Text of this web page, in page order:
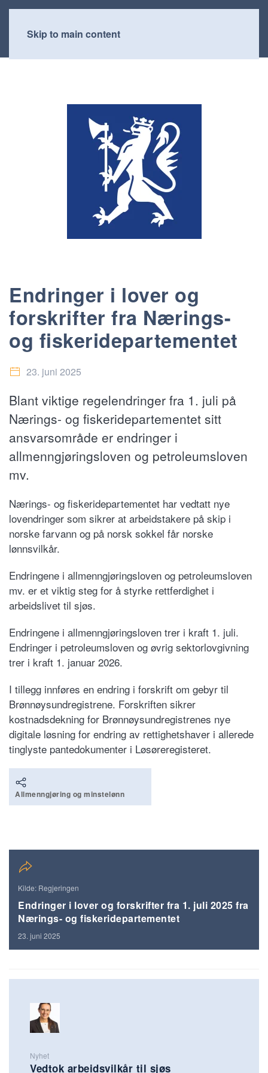
Skip to main content
Endringer i lover og
forskrifter fra Nærings-
og fiskeridepartementet
23. juni 2025
Blant viktige regelendringer fra 1. juli på
Nærings- og fiskeridepartementet sitt
ansvarsområde er endringer i
allmenngjøringsloven og petroleumsloven
mv.
Nærings- og fiskeridepartementet har vedtatt nye
lovendringer som sikrer at arbeidstakere på skip i
norske farvann og på norsk sokkel får norske
lønnsvilkår.
Endringene i allmenngjøringsloven og petroleumsloven
mv. er et viktig steg for å styrke rettferdighet i
arbeidslivet til sjøs.
Endringene i allmenngjøringsloven trer i kraft 1. juli.
Endringer i petroleumsloven og øvrig sektorlovgivning
trer i kraft 1. januar 2026.
I tillegg innføres en endring i forskrift om gebyr til
Brønnøysundregistrene. Forskriften sikrer
kostnadsdekning for Brønnøysundregistrenes nye
digitale løsning for endring av rettighetshaver i allerede
tinglyste pantedokumenter i Løsøreregisteret.
Allmenngjøring og minstelønn
Kilde: Regjeringen
Endringer i lover og forskrifter fra 1. juli 2025 fra
Nærings- og fiskeridepartementet
23. juni 2025
Nyhet
Vedtok arbeidsvilkår til sjøs